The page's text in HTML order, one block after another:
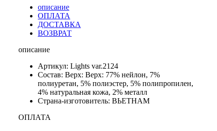
описание
ОПЛАТА
ДОСТАВКА
ВОЗВРАТ
описание
Артикул: Lights var.2124
Состав: Верх: Верх: 77% нейлон, 7%
полиуретан, 5% полиэстер, 5% полипропилен,
4% натуральная кожа, 2% металл
Страна-изготовитель: ВЬЕТНАМ
ОПЛАТА